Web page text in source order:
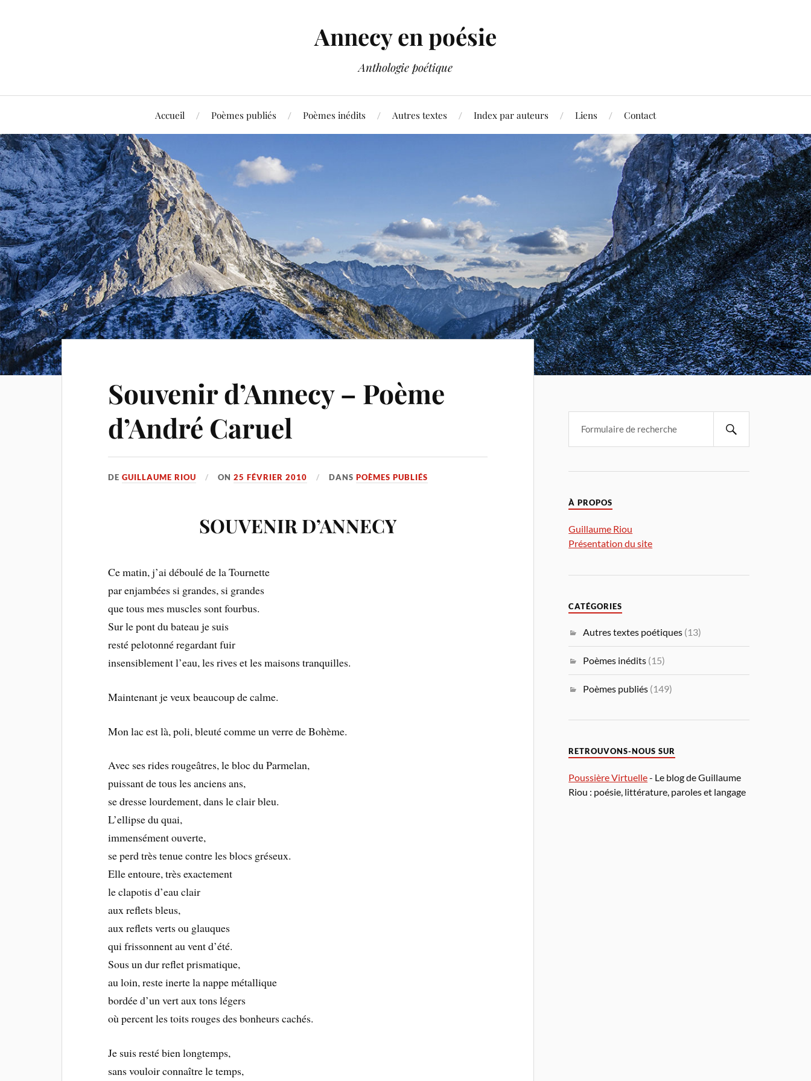
Annecy en poésie
Anthologie poétique
Accueil Poèmes publiés Poèmes inédits Autres textes Index par auteurs Liens Contact
Souvenir d’Annecy – Poème
d’André Caruel
DEGUILLAUME RIOU ON25 FÉVRIER 2010 DANSPOÈMES PUBLIÉS
SOUVENIR D’ANNECY
Ce matin, j’ai déboulé de la Tournette
par enjambées si grandes, si grandes
que tous mes muscles sont fourbus.
Sur le pont du bateau je suis
resté pelotonné regardant fuir
insensiblement l’eau, les rives et les maisons tranquilles.
Maintenant je veux beaucoup de calme.
Mon lac est là, poli, bleuté comme un verre de Bohème.
Avec ses rides rougeâtres, le bloc du Parmelan,
puissant de tous les anciens ans,
se dresse lourdement, dans le clair bleu.
L’ellipse du quai,
immensément ouverte,
se perd très tenue contre les blocs gréseux.
Elle entoure, très exactement
le clapotis d’eau clair
aux reflets bleus,
aux reflets verts ou glauques
qui frissonnent au vent d’été.
Sous un dur reflet prismatique,
au loin, reste inerte la nappe métallique
bordée d’un vert aux tons légers
où percent les toits rouges des bonheurs cachés.
Je suis resté bien longtemps,
sans vouloir connaître le temps,
À PROPOS
Guillaume Riou
Présentation du site
CATÉGORIES
Autres textes poétiques (13)
Poèmes inédits (15)
Poèmes publiés (149)
RETROUVONS-NOUS SUR
Poussière Virtuelle- Le blog de Guillaume
Riou : poésie, littérature, paroles et langage